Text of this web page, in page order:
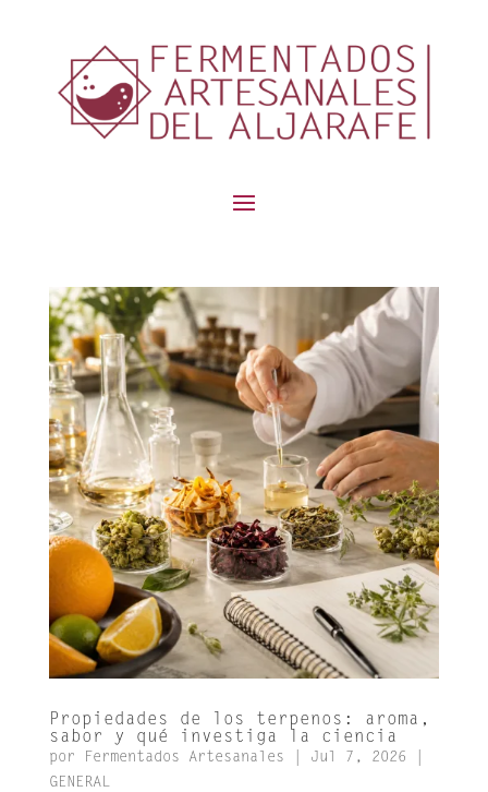
Propiedades de los terpenos: aroma,
sabor y qué investiga la ciencia
por Fermentados Artesanales Jul 7, 2026
GENERAL